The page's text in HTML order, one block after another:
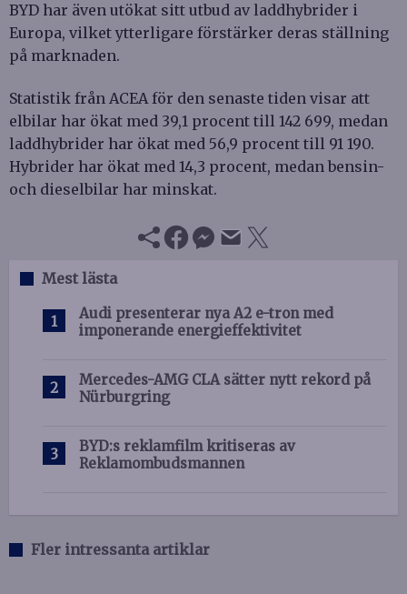
BYD har även utökat sitt utbud av laddhybrider i
Europa, vilket ytterligare förstärker deras ställning
på marknaden.
Statistik från ACEA för den senaste tiden visar att
elbilar har ökat med 39,1 procent till 142 699, medan
laddhybrider har ökat med 56,9 procent till 91 190.
Hybrider har ökat med 14,3 procent, medan bensin-
och dieselbilar har minskat.
Mest lästa
Audi presenterar nya A2 e-tron med
imponerande energieffektivitet
Mercedes-AMG CLA sätter nytt rekord på
Nürburgring
BYD:s reklamfilm kritiseras av
Reklamombudsmannen
Fler intressanta artiklar